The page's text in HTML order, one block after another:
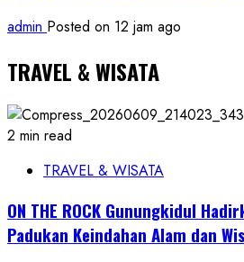
admin Posted on 12 jam ago
TRAVEL & WISATA
2 min read
TRAVEL & WISATA
ON THE ROCK Gunungkidul
Padukan Keindahan Alam dan